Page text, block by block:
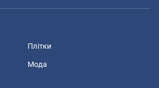
Плітки
Мода